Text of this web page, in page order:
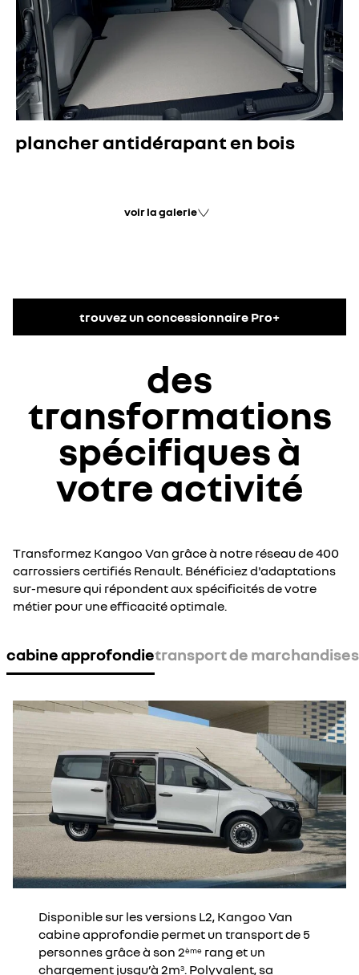
plancher antidérapant en bois
voir la galerie
trouvez un concessionnaire Pro+
des
transformations
spécifiques à
votre activité
Transformez Kangoo Van grâce à notre réseau de 400
carrossiers certifiés Renault. Bénéficiez d'adaptations
sur-mesure qui répondent aux spécificités de votre
métier pour une efficacité optimale.
cabine approfondietransport de marchandises
Disponible sur les versions L2, Kangoo Van
cabine approfondie permet un transport de 5
personnes grâce à son 2ème rang et un
chargement jusqu’à 2m3. Polyvalent, sa